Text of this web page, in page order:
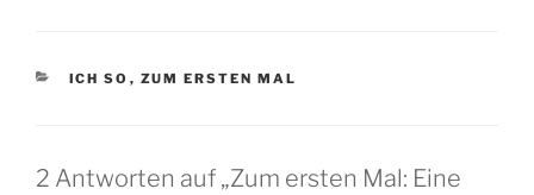
KATEGORIEN
ICH SO , ZUM ERSTEN MAL
2 Antworten auf „Zum ersten Mal: Eine